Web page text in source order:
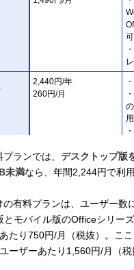
2,440円/年
260円/月
ランでは、 デスクトップ版
未満なら、年間2,244円で利
有料プランは、ユーザー数
とモバイル版のOfficeシリー
たり750円/月（税抜）。こ
ーザーあたり1,560円/月（税